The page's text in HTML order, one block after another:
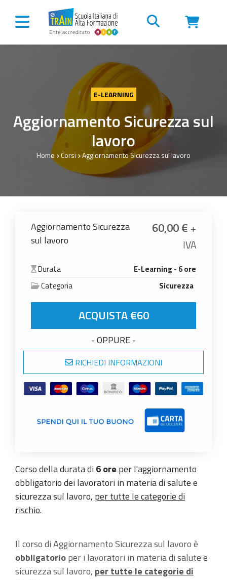
Vai al contenuto
E-LEARNING
Aggiornamento Sicurezza sul
lavoro
Home Corsi Aggiornamento Sicurezza sul lavoro
Aggiornamento Sicurezza
sul lavoro
60,00€ +
IVA
Durata
E-Learning - 6 ore
Categoria
Sicurezza
Aggiornamento Sicurezza sul lavoro quantità
ACQUISTA €60
- OPPURE -
RICHIEDI INFORMAZIONI
Corso della durata di6 ore per l'aggiornamento
obbligatorio dei lavoratori in materia di salute e
sicurezza sul lavoro, per tutte le categorie di
rischio.
Il corso di Aggiornamento Sicurezza sul lavoro è
obbligatorioper i lavoratori in materia di salute e
sicurezza sul lavoro, per tutte le categorie di